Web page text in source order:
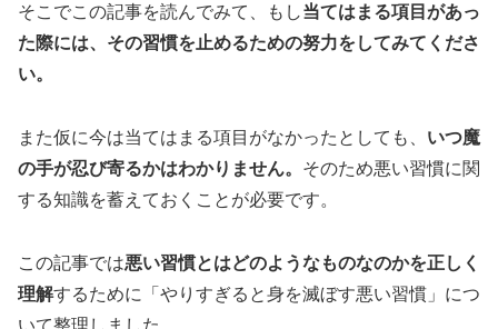
そこでこの記事を読んでみて、もし当てはまる項目があっ
た際には、その習慣を止めるための努力をしてみてくださ
い。
また仮に今は当てはまる項目がなかったとしても、 いつ魔
の手が忍び寄るかはわかりません。 そのため悪い習慣に関
する知識を蓄えておくことが必要です。
この記事では悪い習慣とはどのようなものなのかを正しく
理解するために「やりすぎると身を滅ぼす悪い習慣」につ
いて整理しました。